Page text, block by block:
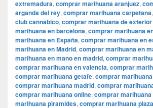
extremadura, comprar marihuana aranjuez,
arganda del rey, comprar marihuana carpetana,
club cannabico, comprar marihuana de
marihuana en barcelona, comprar marihuana
marihuana en España, comprar marihuana en
marihuana en Madrid, comprar marihuana en
marihuana en mano en madrid, comprar
comprar marihuana en valencia, comprar
comprar marihuana getafe, comprar
comprar marihuana madrid, comprar
comprar marihuana online, comprar marihuana
marihuana pìramides, comprar marihuana